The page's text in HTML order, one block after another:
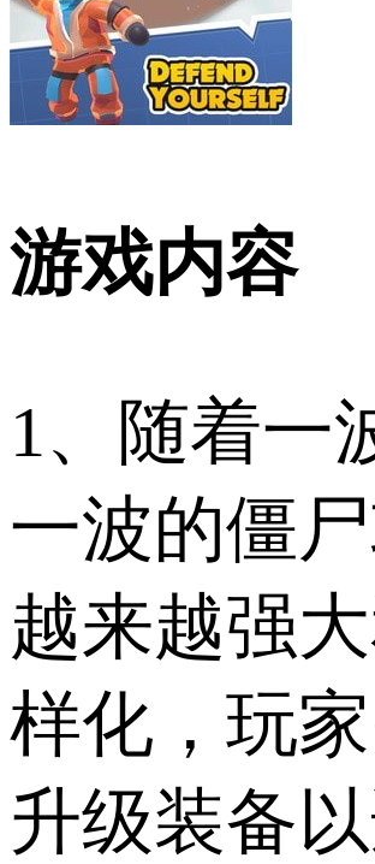
游戏内容
1、随着一
一波的僵
越来越强
样化，玩
升级装备